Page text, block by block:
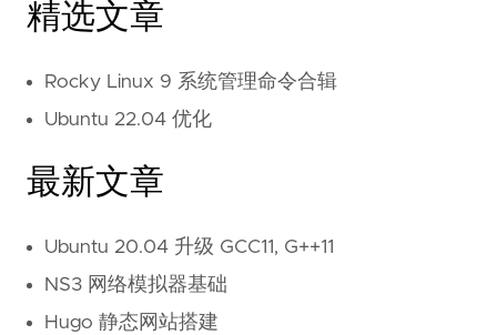
精选文章
Rocky Linux 9 系统管理命令合辑
Ubuntu 22.04 优化
最新文章
Ubuntu 20.04 升级 GCC11, G++11
NS3 网络模拟器基础
Hugo 静态网站搭建